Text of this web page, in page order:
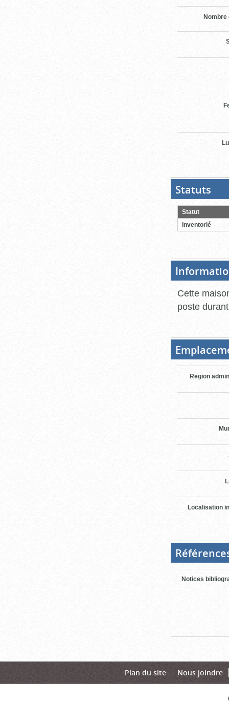
Nombre
Statuts
pour
Statut
Inventorié
Cette
poste
Region
Localisation
Notices
Plan du site Nous joindre